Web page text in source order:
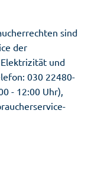
sind
der
und
030 22480-
- 12:00 Uhr),